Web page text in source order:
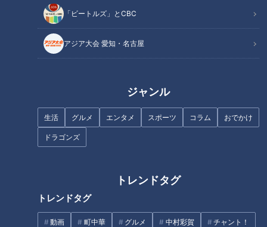
「ビートルズ」とCBC
アジア大会 愛知・名古屋
ジャンル
生活 グルメ エンタメ スポーツ コラム おでかけ
ドラゴンズ
トレンドタグ
トレンドタグ
動画 町中華 グルメ 中村彩賀 チャント！
てさせた娘…結婚式の思い出
スジナシ(1999年) 中野英雄「夢
を追いかける男」
片岡鶴太郎【スジナシ】鶴瓶
「やっぱりお笑いやなぁ」まる
でネタ合戦な暴走ストーリ
ひとり1枚？一家で1枚？風呂上
がりのバスタオルの使い方は？